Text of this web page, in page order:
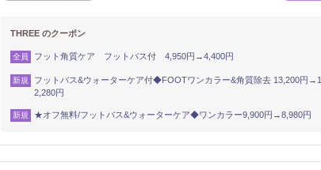
THREE のクーポン
全員 フット角質ケア フットバス付 4,950円→4,400円
新規
フットバス&ウォーターケア付◆FOOTワンカラー&角質除去 13,200円→1
2,280円
新規 ★オフ無料/フットバス&ウォーターケア◆ワンカラー9,900円→8,980円